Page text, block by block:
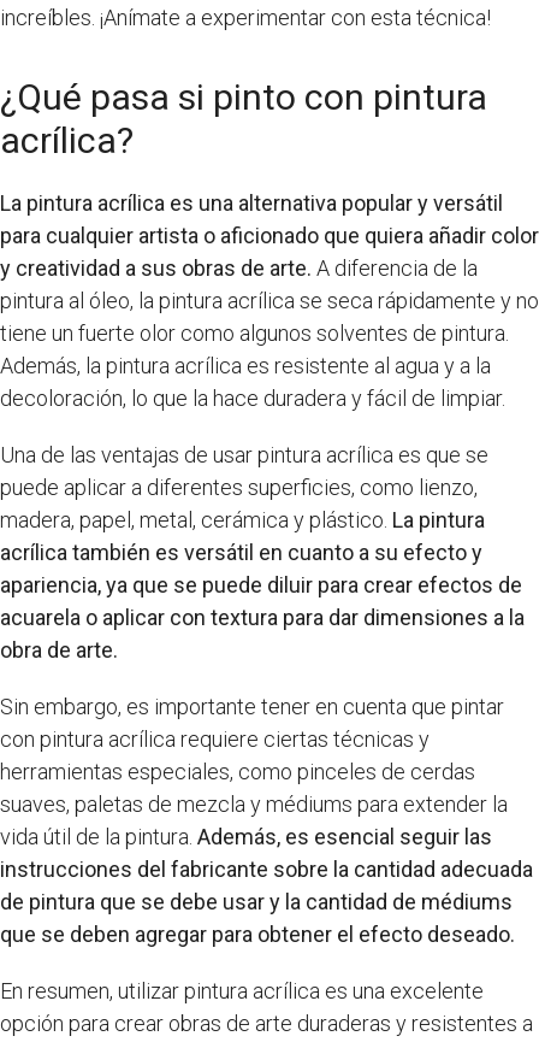
increíbles. ¡Anímate a experimentar con esta técnica!
¿Qué pasa si pinto con pintura
acrílica?
La pintura acrílica es una alternativa popular y versátil
para cualquier artista o aficionado que quiera añadir color
y creatividad a sus obras de arte. A diferencia de la
pintura al óleo, la pintura acrílica se seca rápidamente y no
tiene un fuerte olor como algunos solventes de pintura.
Además, la pintura acrílica es resistente al agua y a la
decoloración, lo que la hace duradera y fácil de limpiar.
Una de las ventajas de usar pintura acrílica es que se
puede aplicar a diferentes superficies, como lienzo,
madera, papel, metal, cerámica y plástico. La pintura
acrílica también es versátil en cuanto a su efecto y
apariencia, ya que se puede diluir para crear efectos de
acuarela o aplicar con textura para dar dimensiones a la
obra de arte.
Sin embargo, es importante tener en cuenta que pintar
con pintura acrílica requiere ciertas técnicas y
herramientas especiales, como pinceles de cerdas
suaves, paletas de mezcla y médiums para extender la
vida útil de la pintura. Además, es esencial seguir las
instrucciones del fabricante sobre la cantidad adecuada
de pintura que se debe usar y la cantidad de médiums
que se deben agregar para obtener el efecto deseado.
En resumen, utilizar pintura acrílica es una excelente
opción para crear obras de arte duraderas y resistentes a